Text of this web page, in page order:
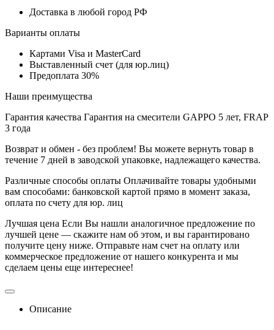
Доставка в любой город РФ
Варианты оплаты
Картами Visa и MasterCard
Выставленный счет (для юр.лиц)
Предоплата 30%
Наши преимущества
Гарантия качества Гарантия на смесители GAPPO 5 лет, FRAP
3 года
Возврат и обмен - без проблем! Вы можете вернуть товар в
течение 7 дней в заводской упаковке, надлежащего качества.
Различные способы оплаты Оплачивайте товары удобными
вам способами: банковской картой прямо в момент заказа,
оплата по счету для юр. лиц
Лучшая цена Если Вы нашли аналогичное предложение по
лучшей цене — скажите нам об этом, и вы гарантировано
получите цену ниже. Отправьте нам счет на оплату или
коммерческое предложение от нашего конкурента и мы
сделаем цены еще интереснее!
Описание